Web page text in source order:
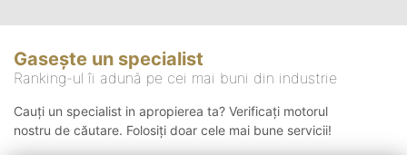
Gasește un specialist
Ranking-ul îi adună pe cei mai buni din industrie
Cauți un specialist in apropierea ta? Verificați motorul
nostru de căutare. Folosiți doar cele mai bune servicii!